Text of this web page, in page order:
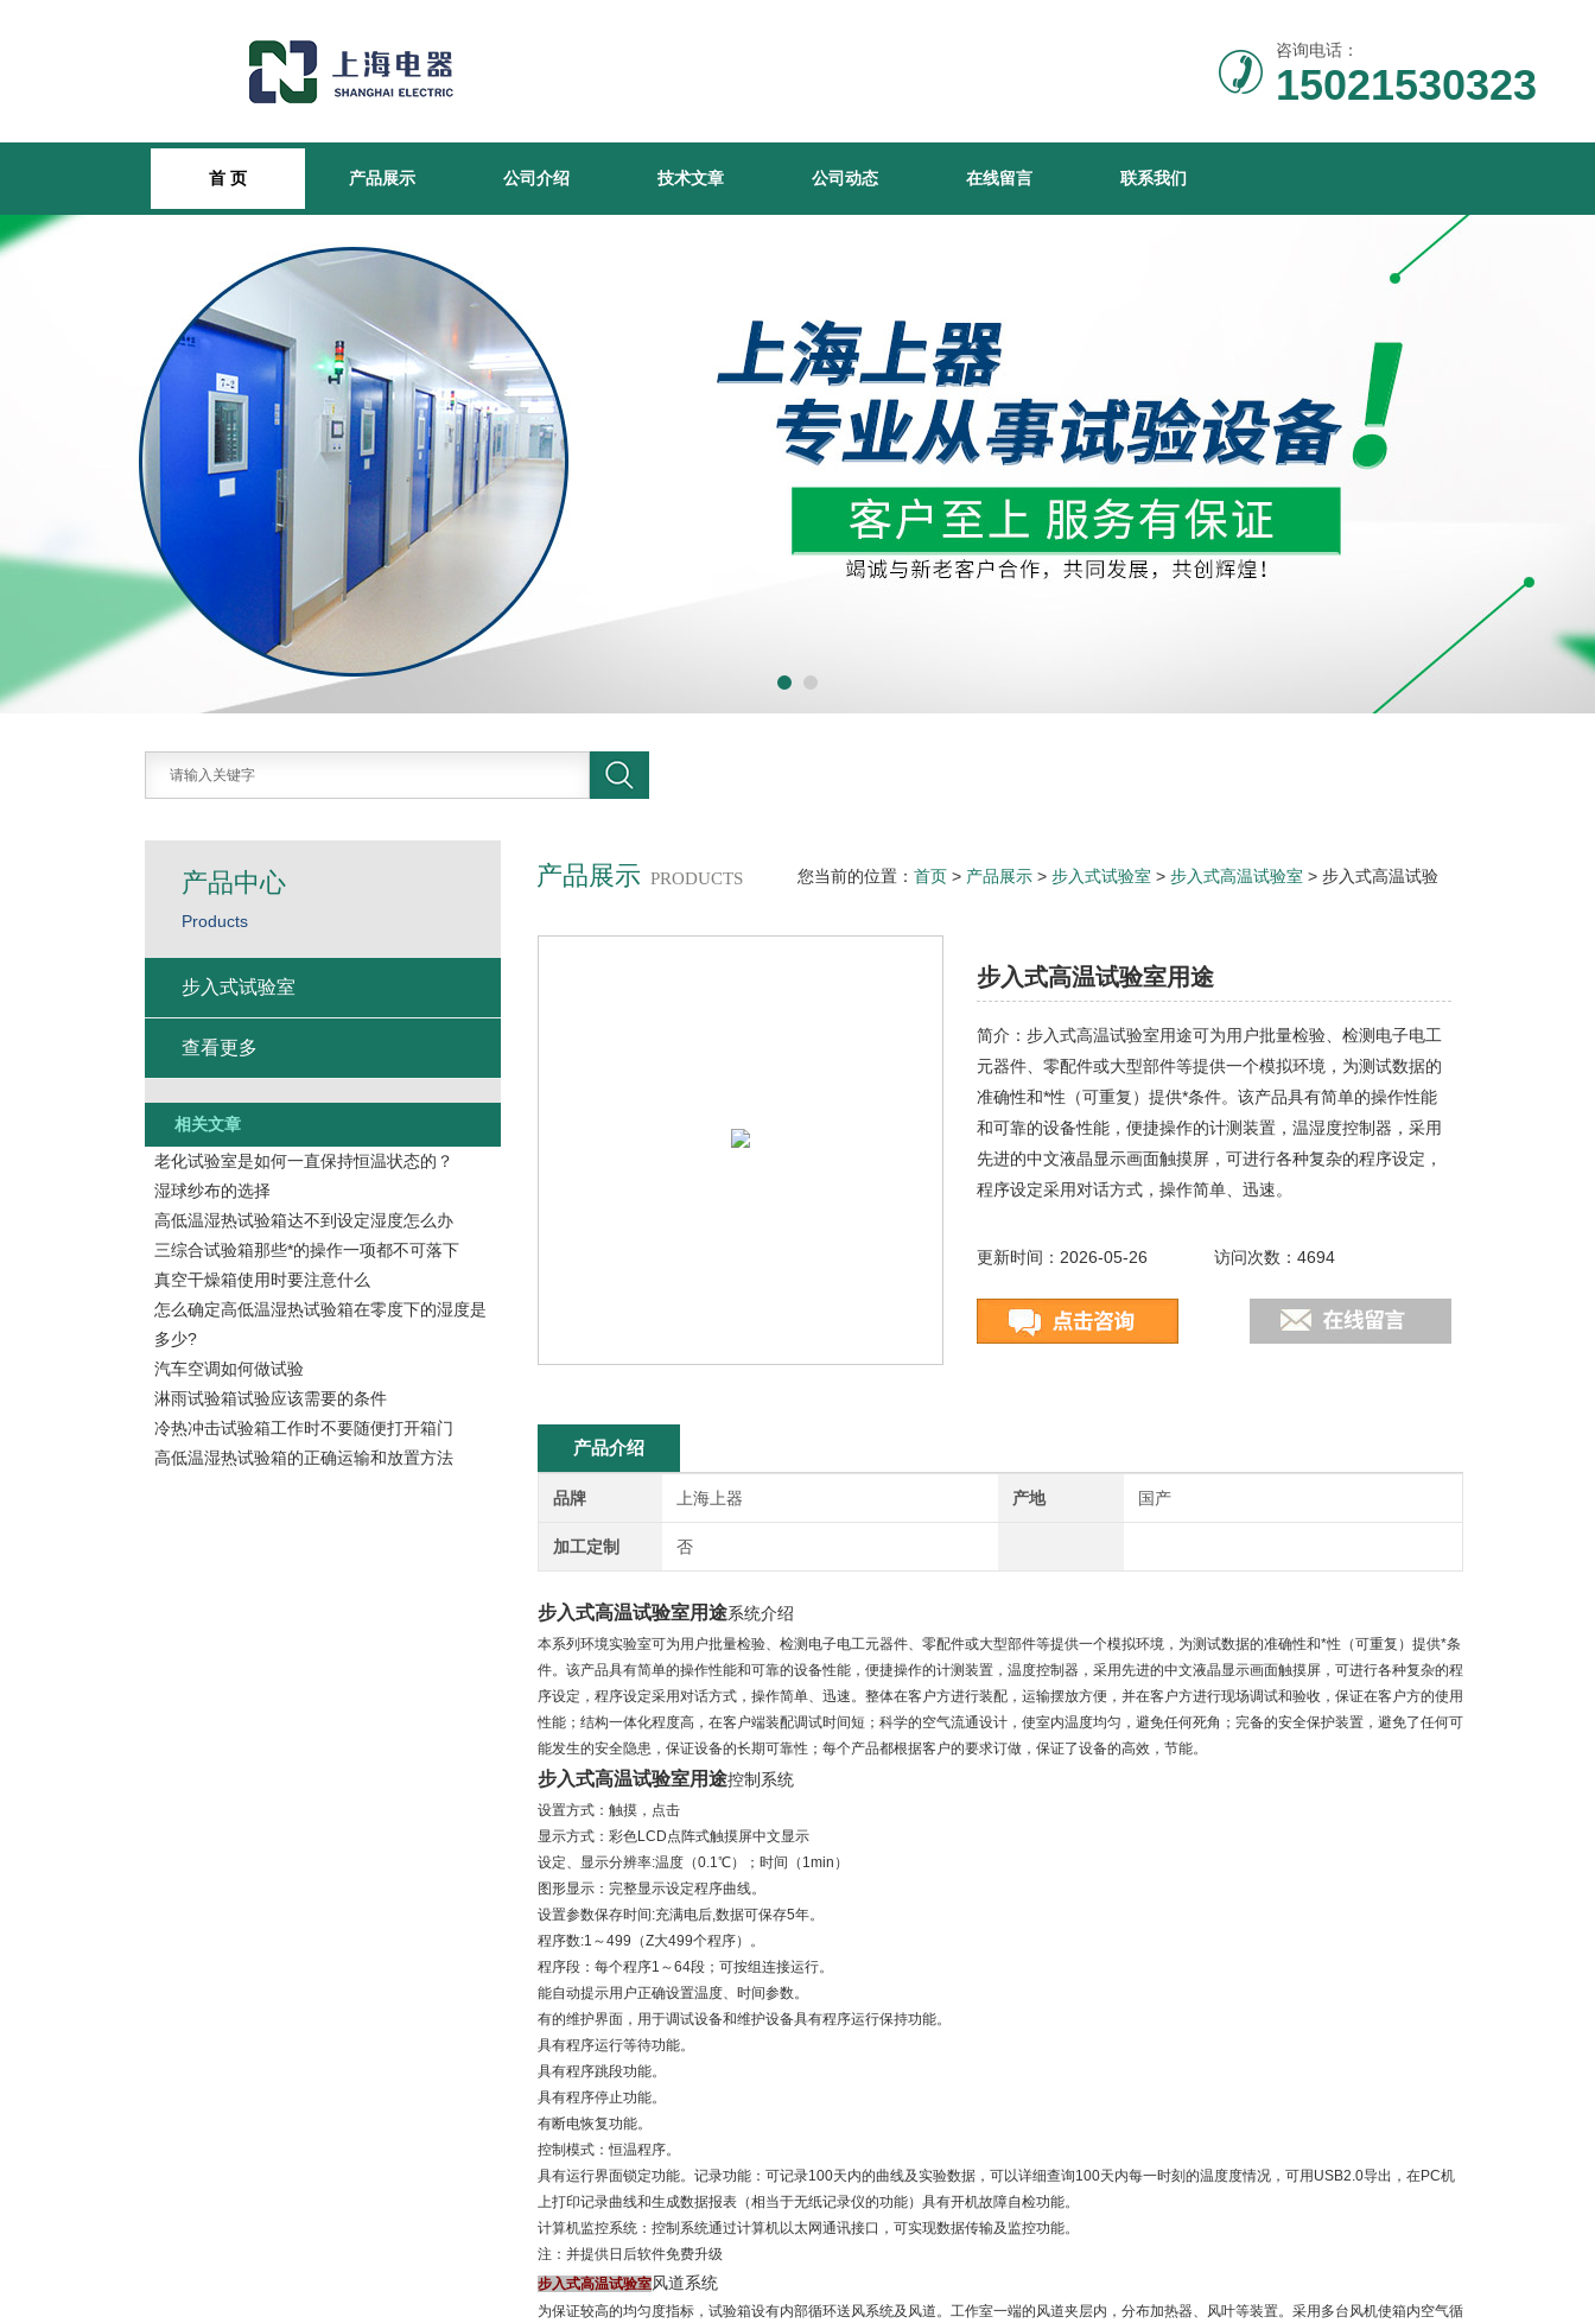
咨询电话：
15021530323
首 页 产品展示 公司介绍 技术文章 公司动态 在线留言 联系我们
产品展示 PRODUCTS 您当前的位置： 首页 > 产品展示 > 步入式试验室 > 步入式高温试验室 > 步入式高温试验
步入式高温试验室用途
简介：步入式高温试验室用途可为用户批量检验、检测电子电工
元器件、零配件或大型部件等提供一个模拟环境，为测试数据的
准确性和*性（可重复）提供*条件。该产品具有简单的操作性能
和可靠的设备性能，便捷操作的计测装置，温湿度控制器，采用
先进的中文液晶显示画面触摸屏，可进行各种复杂的程序设定，
程序设定采用对话方式，操作简单、迅速。
更新时间：2026-05-26 访问次数：4694
产品介绍
品牌 上海上器 产地 国产
加工定制 否
步入式高温试验室用途系统介绍
本系列环境实验室可为用户批量检验、检测电子电工元器件、零配件或大型部件等提供一个模拟环境，为测试数据的准确性和*性（可重复）提供*条
件。该产品具有简单的操作性能和可靠的设备性能，便捷操作的计测装置，温度控制器，采用先进的中文液晶显示画面触摸屏，可进行各种复杂的程
序设定，程序设定采用对话方式，操作简单、迅速。整体在客户方进行装配，运输摆放方便，并在客户方进行现场调试和验收，保证在客户方的使用
性能；结构一体化程度高，在客户端装配调试时间短；科学的空气流通设计，使室内温度均匀，避免任何死角；完备的安全保护装置，避免了任何可
能发生的安全隐患，保证设备的长期可靠性；每个产品都根据客户的要求订做，保证了设备的高效，节能。
步入式高温试验室用途控制系统
设置方式：触摸，点击
显示方式：彩色LCD点阵式触摸屏中文显示
设定、显示分辨率:温度（0.1℃）；时间（1min）
图形显示：完整显示设定程序曲线。
设置参数保存时间:充满电后,数据可保存5年。
程序数:1～499（Z大499个程序）。
程序段：每个程序1～64段；可按组连接运行。
能自动提示用户正确设置温度、时间参数。
有的维护界面，用于调试设备和维护设备具有程序运行保持功能。
具有程序运行等待功能。
具有程序跳段功能。
具有程序停止功能。
有断电恢复功能。
控制模式：恒温程序。
具有运行界面锁定功能。记录功能：可记录100天内的曲线及实验数据，可以详细查询100天内每一时刻的温度度情况，可用USB2.0导出，在PC机
上打印记录曲线和生成数据报表（相当于无纸记录仪的功能）具有开机故障自检功能。
计算机监控系统：控制系统通过计算机以太网通讯接口，可实现数据传输及监控功能。
注：并提供日后软件免费升级
步入式高温试验室风道系统
为保证较高的均匀度指标，试验箱设有内部循环送风系统及风道。工作室一端的风道夹层内，分布加热器、风叶等装置。采用多台风机使箱内空气循
产品中心
Products
步入式试验室
查看更多
相关文章
老化试验室是如何一直保持恒温状态的？
湿球纱布的选择
高低温湿热试验箱达不到设定湿度怎么办
三综合试验箱那些*的操作一项都不可落下
真空干燥箱使用时要注意什么
怎么确定高低温湿热试验箱在零度下的湿度是
多少?
汽车空调如何做试验
淋雨试验箱试验应该需要的条件
冷热冲击试验箱工作时不要随便打开箱门
高低温湿热试验箱的正确运输和放置方法​